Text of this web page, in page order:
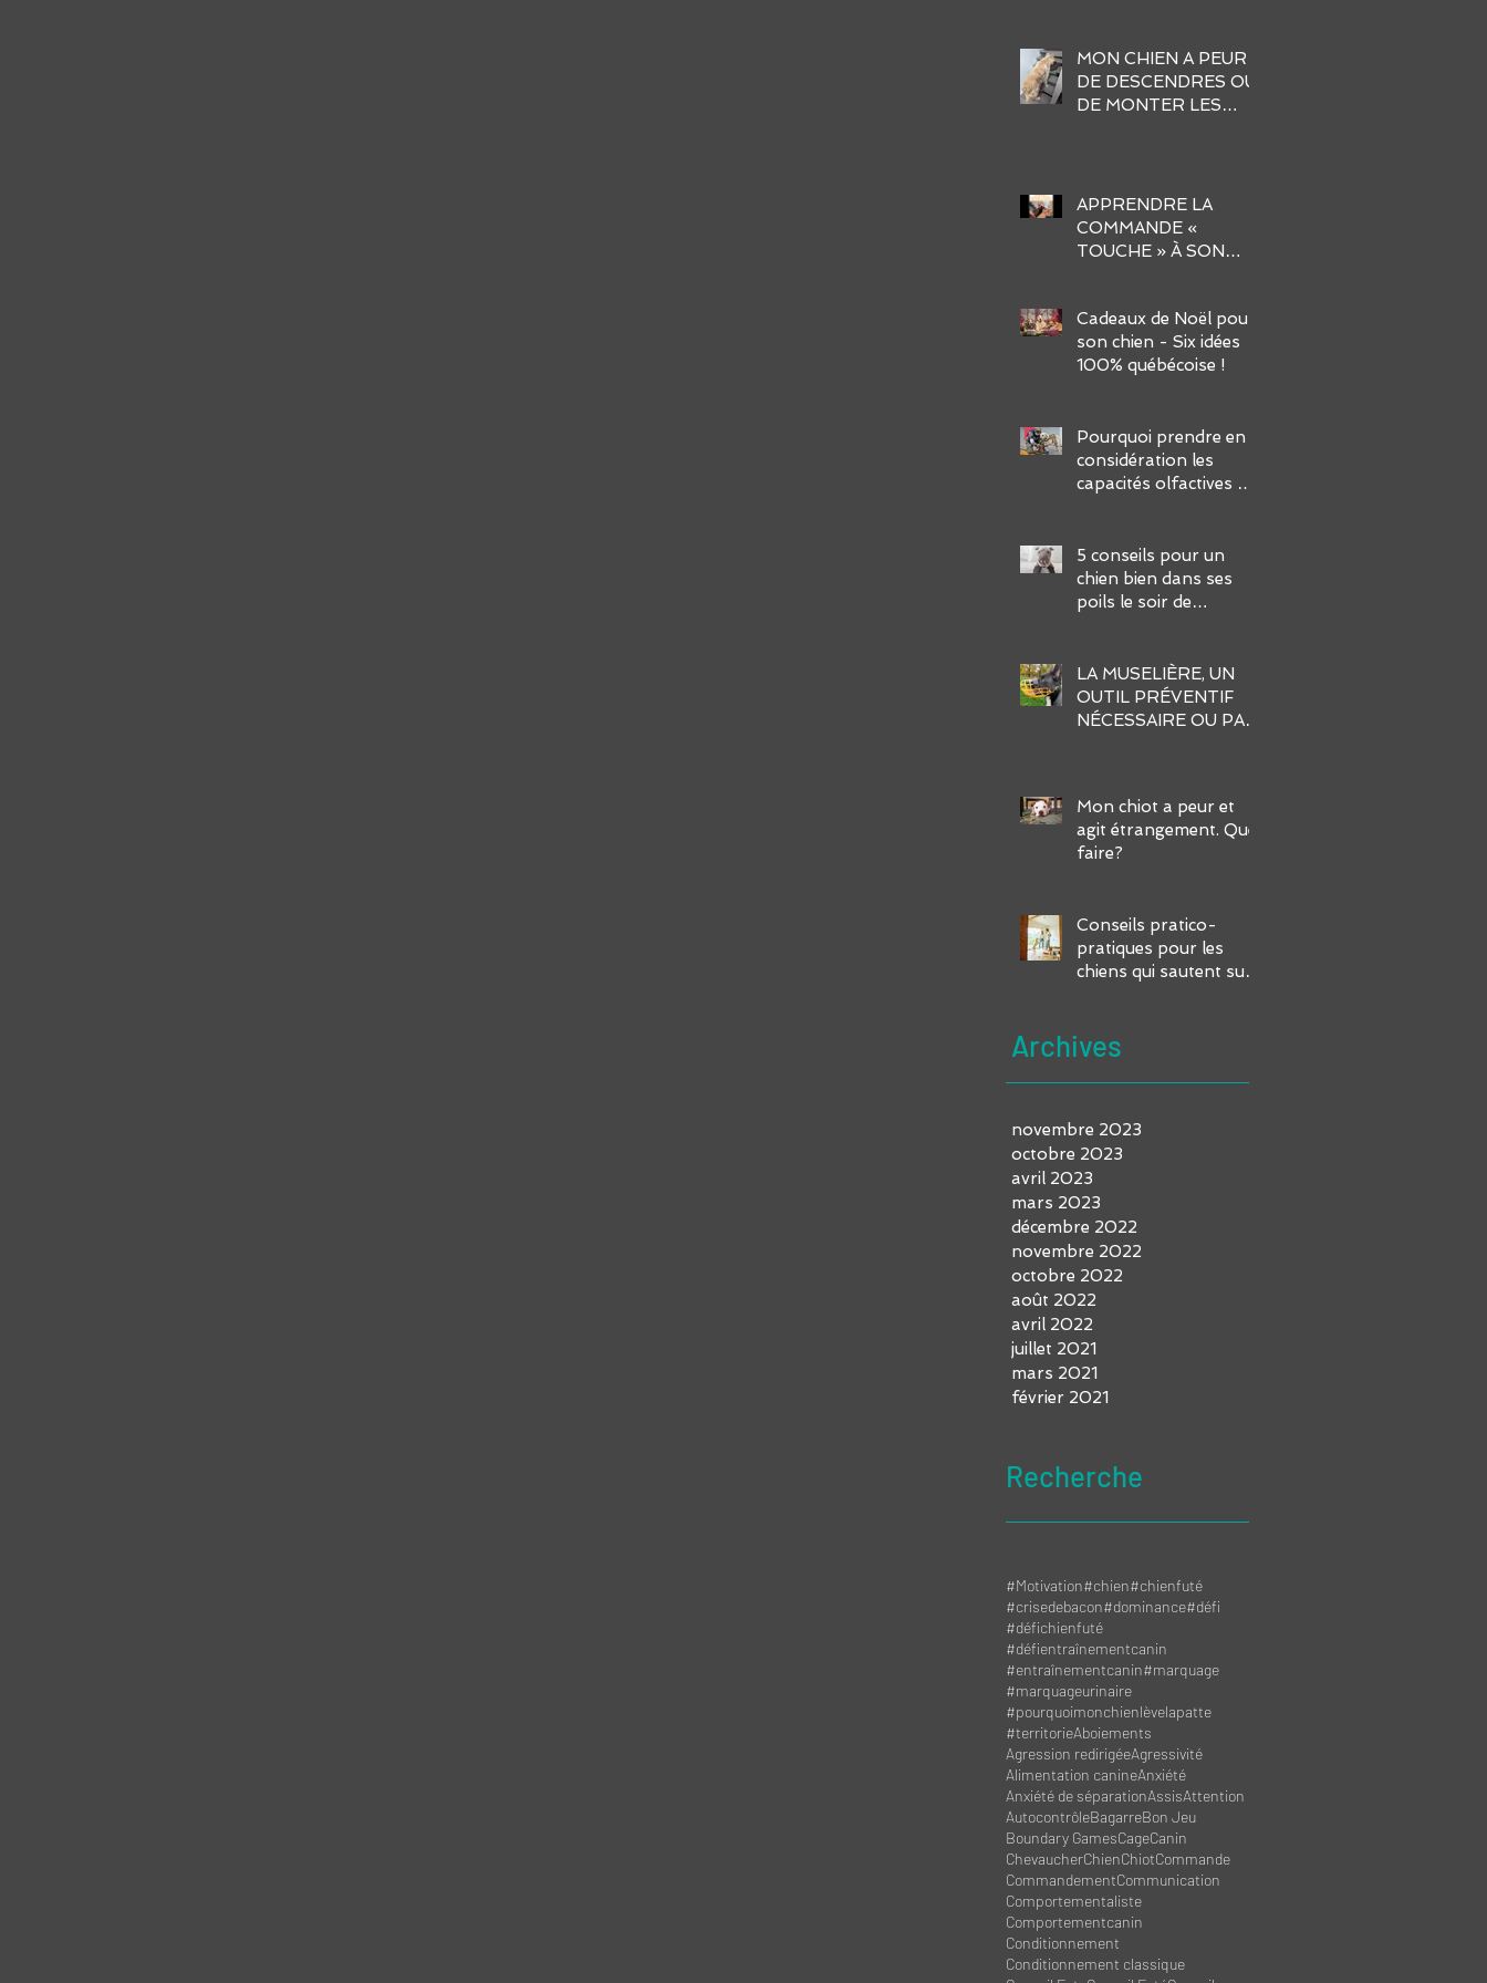
MON CHIEN A PEUR
DE DESCENDRES OU
DE MONTER LES
APPRENDRE LA
COMMANDE «
TOUCHE » À SON
Cadeaux de Noël pour
son chien - Six idées
100% québécoise !
Pourquoi prendre en
considération les
capacités olfactives de
5 conseils pour un
chien bien dans ses
poils le soir de
LA MUSELIÈRE, UN
OUTIL PRÉVENTIF
NÉCESSAIRE OU PAS
Mon chiot a peur et
agit étrangement. Que
faire?
Conseils pratico-
pratiques pour les
chiens qui sautent sur
Archives
novembre 2023
octobre 2023
avril 2023
mars 2023
décembre 2022
novembre 2022
octobre 2022
août 2022
avril 2022
juillet 2021
mars 2021
février 2021
Recherche
#Motivation#chien#chienfuté
#crisedebacon#dominance#défi
#défichienfuté
#défientraînementcanin
#entraînementcanin#marquage
#marquageurinaire
#pourquoimonchienlèvelapatte
#territorieAboiements
Agression redirigéeAgressivité
Alimentation canineAnxiété
Anxiété de séparationAssisAttention
AutocontrôleBagarreBon Jeu
Boundary GamesCageCanin
ChevaucherChienChiotCommande
CommandementCommunication
Comportementaliste
Comportementcanin
Conditionnement
Conditionnement classique